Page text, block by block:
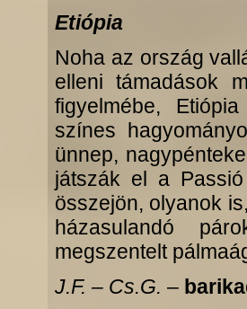
Etiópia
Noha az ország
elleni támadások
figyelmébe,
színes
ünnep,
játszák el a
összejön, olyanok
házasulandó
megszentelt
J.F. – Cs.G. –